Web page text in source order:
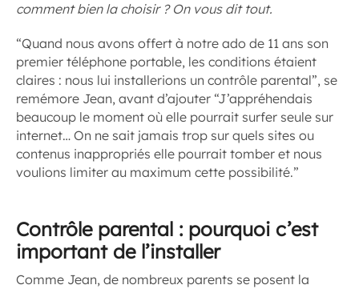
comment bien la choisir ? On vous dit tout.
“Quand nous avons offert à notre ado de 11 ans son
premier téléphone portable, les conditions étaient
claires : nous lui installerions un contrôle parental”, se
remémore Jean, avant d’ajouter “J’appréhendais
beaucoup le moment où elle pourrait surfer seule sur
internet… On ne sait jamais trop sur quels sites ou
contenus inappropriés elle pourrait tomber et nous
voulions limiter au maximum cette possibilité.”
Contrôle parental : pourquoi c’est
important de l’installer
Comme Jean, de nombreux parents se posent la